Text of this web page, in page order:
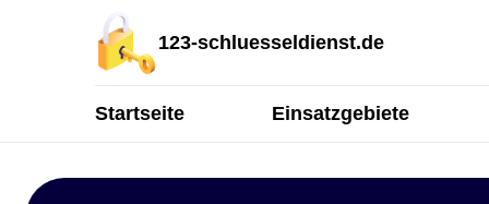
123-schluesseldienst.de
Startseite Einsatzgebiete